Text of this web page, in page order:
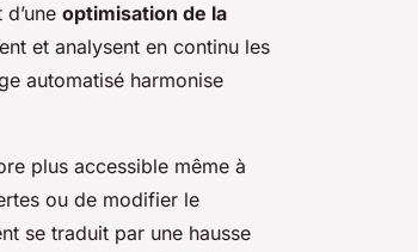
optimisation de la
et analysent en continu les
automatisé harmonise
plus accessible même à
ou de modifier le
se traduit par une hausse